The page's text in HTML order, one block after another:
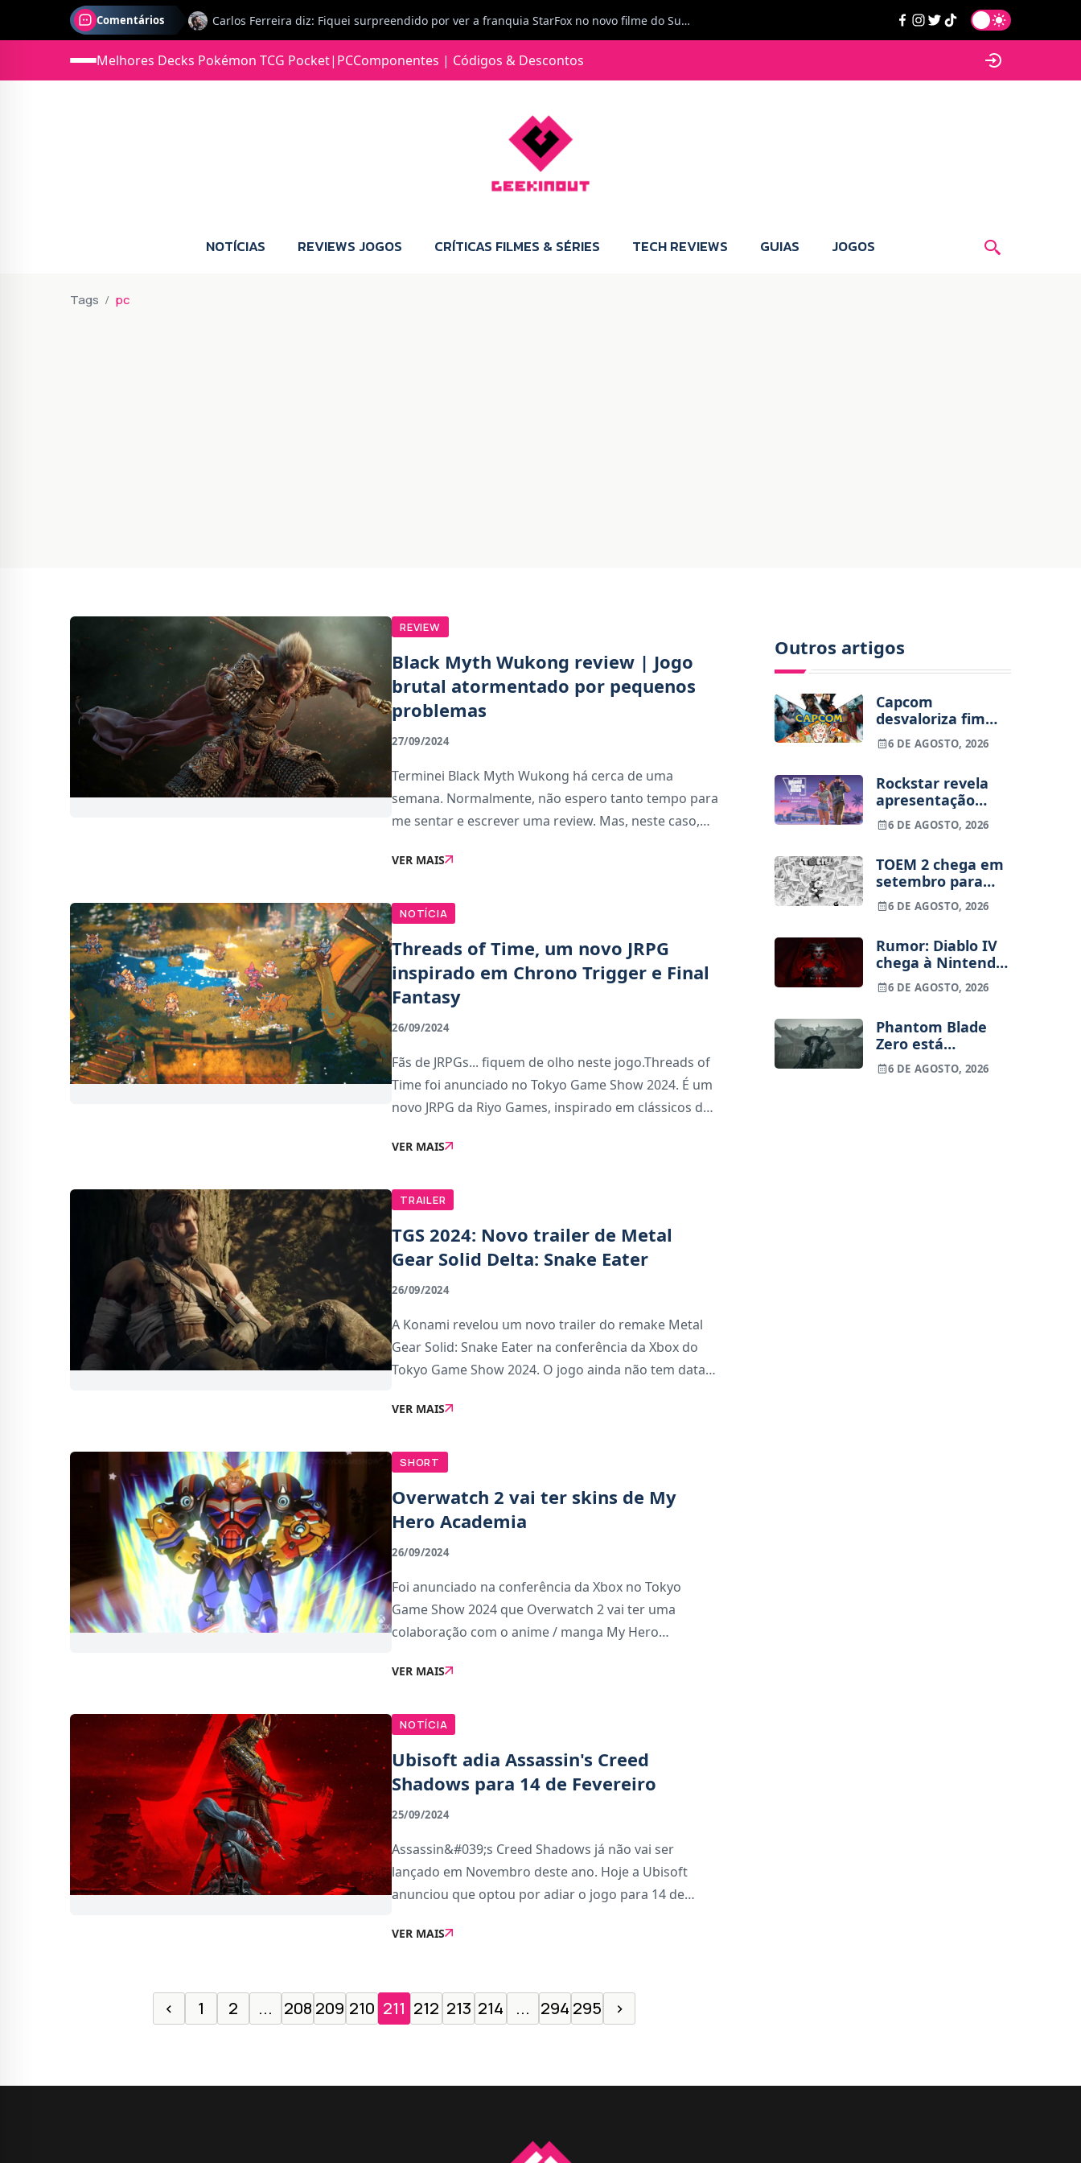
Comentários Carlos Ferreira diz: Fiquei surpreendido por ver a franquia StarFox no novo filme do Super Mario Galaxy - O filme. Boa! O tema de espaço está de novo na moda.
Jonas diz: Estou seriamente com vontade para comprar para a Switch 2 :P
Melhores Decks Pokémon TCG Pocket| PCComponentes | Códigos & Descontos
NOTÍCIAS REVIEWS JOGOS CRÍTICAS FILMES & SÉRIES TECH REVIEWS GUIAS JOGOS
Tags pc
REVIEW
Black Myth Wukong review | Jogo
brutal atormentado por pequenos
problemas
27/09/2024
Terminei Black Myth Wukong há cerca de uma
semana. Normalmente, não espero tanto tempo para
me sentar e escrever uma review. Mas, neste caso,
claramente. Como todos os jogos difíceis, pode
VER MAIS
NOTÍCIA
Threads of Time, um novo JRPG
inspirado em Chrono Trigger e Final
Fantasy
26/09/2024
Fãs de JRPGs... fiquem de olho neste jogo.Threads of
Time foi anunciado no Tokyo Game Show 2024. É um
novo JRPG da Riyo Games, inspirado em clássicos do
combate por turnos e batalhas estratégicas,
VER MAIS
TRAILER
TGS 2024: Novo trailer de Metal
Gear Solid Delta: Snake Eater
26/09/2024
A Konami revelou um novo trailer do remake Metal
Gear Solid: Snake Eater na conferência da Xbox do
Tokyo Game Show 2024. O jogo ainda não tem data
VER MAIS
SHORT
Overwatch 2 vai ter skins de My
Hero Academia
26/09/2024
Foi anunciado na conferência da Xbox no Tokyo
Game Show 2024 que Overwatch 2 vai ter uma
colaboração com o anime / manga My Hero
duas propriedades vai durar entre 17 e 30 de
VER MAIS
NOTÍCIA
Ubisoft adia Assassin's Creed
Shadows para 14 de Fevereiro
25/09/2024
Assassin&#039;s Creed Shadows já não vai ser
lançado em Novembro deste ano. Hoje a Ubisoft
anunciou que optou por adiar o jogo para 14 de
aguardavam ansiosamente pelo
VER MAIS
‹ 1 2 ... 208 209 210 211 212 213 214 ... 294 295 ›
Outros artigos
Capcom
desvaloriza fim
dos jogos físicos
na PlayStation
6 DE AGOSTO, 2026
Rockstar revela
apresentação
alargada de GTA
VI para 27 de
6 DE AGOSTO, 2026
TOEM 2 chega em
setembro para
PS5, Switch e PC
6 DE AGOSTO, 2026
Rumor: Diablo IV
chega à Nintendo
Switch 2 em
setembro e vai
um jogo novo
6 DE AGOSTO, 2026
Phantom Blade
Zero está
terminado, pré-
vendas começam
6 DE AGOSTO, 2026